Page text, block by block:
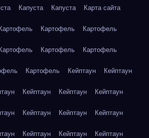
Капуста Капуста Карта сайта
Картофель Картофель Картофель
Картофель Картофель Картофель
Картофель Кейптаун Кейптаун
Кейптаун Кейптаун Кейптаун
Кейптаун Кейптаун Кейптаун
Кейптаун Кейптаун Кейптаун